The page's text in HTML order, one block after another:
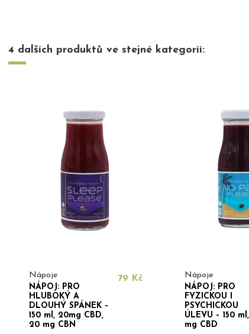
4 dalších produktů ve stejné kategorii:
Nápoje
NÁPOJ: PRO
HLUBOKÝ A
DLOUHÝ SPÁNEK –
150 ml, 20mg CBD,
20 mg CBN
79 Kč
Nápoje
NÁPOJ: PRO
FYZICKOU I
PSYCHICKOU
ÚLEVU – 150
mg CBD